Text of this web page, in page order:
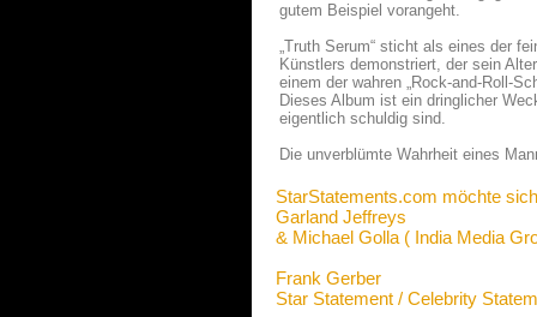
gutem Beispiel vorangeht.
„Truth Serum“ sticht als eines der
Künstlers demonstriert, der sein
einem der wahren „Rock-and-Roll-
Dieses Album ist ein dringlicher
eigentlich schuldig sind.
Die unverblümte Wahrheit eines
StarStatements.com möchte
Garland Jeffreys
& Michael Golla ( India Media
Frank Gerber
Star Statement / Celebrity